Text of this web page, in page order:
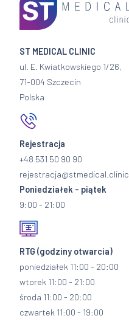
ST MEDICAL CLINIC
ul. E. Kwiatkowskiego 1/26,
71-004 Szczecin
Polska
Rejestracja
+48 531 50 90 90
rejestracja@stmedical.clinic
Poniedziałek - piątek
9:00 - 21:00
RTG (godziny otwarcia)
poniedziałek 11:00 - 20:00
wtorek 11:00 - 21:00
środa 11:00 - 20:00
czwartek 11:00 - 19:00